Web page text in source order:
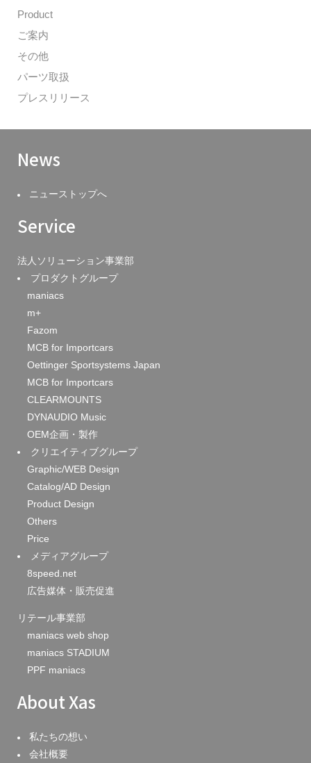
Product
ご案内
その他
パーツ取扱
プレスリリース
News
ニューストップへ
Service
法人ソリューション事業部
プロダクトグループ
maniacs
m+
Fazom
MCB for Importcars
Oettinger Sportsystems Japan
MCB for Importcars
CLEARMOUNTS
DYNAUDIO Music
OEM企画・製作
クリエイティブグループ
Graphic/WEB Design
Catalog/AD Design
Product Design
Others
Price
メディアグループ
8speed.net
広告媒体・販売促進
リテール事業部
maniacs web shop
maniacs STADIUM
PPF maniacs
About Xas
私たちの想い
会社概要